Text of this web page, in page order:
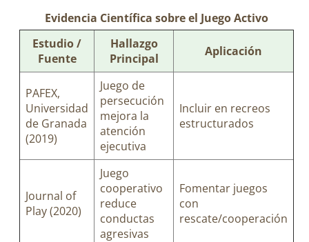
Evidencia Científica sobre el Juego Activo
Estudio /
Fuente
Hallazgo
Principal
Aplicación
PAFEX,
Universidad
de Granada
(2019)
Juego de
persecución
mejora la
atención
ejecutiva
Incluir en recreos
estructurados
Journal of
Play (2020)
Juego
cooperativo
reduce
conductas
agresivas
Fomentar juegos
con
rescate/cooperación